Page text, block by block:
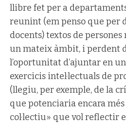
llibre fet per a
reunint (em penso que per
docents) textos de
un mateix àmbit, i perdent
l’oportunitat d’ajuntar en
exercicis intel·lectuals de
(llegiu, per exemple, de la
que potenciaria encara
col·lectiu» que vol reflectir